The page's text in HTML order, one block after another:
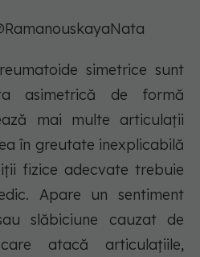
simetrice sunt
asimetrică de formă
mai multe articulații
în greutate inexplicabilă
fizice adecvate trebuie
Apare un sentiment
slăbiciune cauzat de
atacă articulațiile,